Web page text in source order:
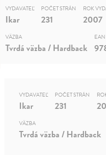
VYDAVATEĽ
Ikar
POČET STRÁN
231
ROK
2007
VÄZBA
Tvrdá väzba / Hardback
EAN
VYDAVATEĽ
Ikar
POČET STRÁN
231
VÄZBA
Tvrdá väzba / Hardback